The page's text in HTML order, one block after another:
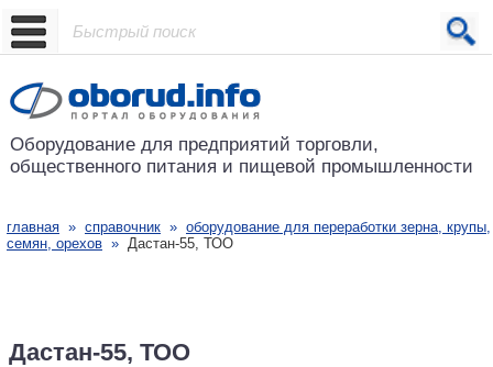
Проект основан в 2001 году
Оборудование для предприятий торговли,
общественного питания и пищевой промышленности
главная » справочник » оборудование для переработки зерна, крупы,
семян, орехов » Дастан-55, ТОО
Дастан-55, ТОО